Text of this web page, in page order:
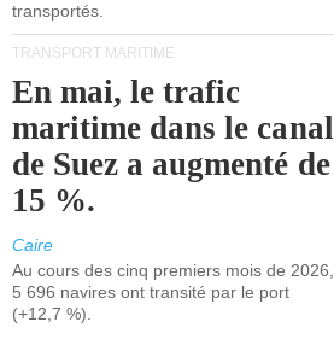
transportés.
TRANSPORT MARITIME
En mai, le trafic
maritime dans le canal
de Suez a augmenté de
15 %.
Caire
Au cours des cinq premiers mois de 2026,
5 696 navires ont transité par le port
(+12,7 %).